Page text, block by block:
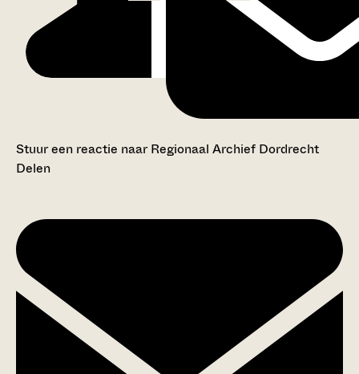
Stuur een reactie naar Regionaal Archief Dordrecht
Delen